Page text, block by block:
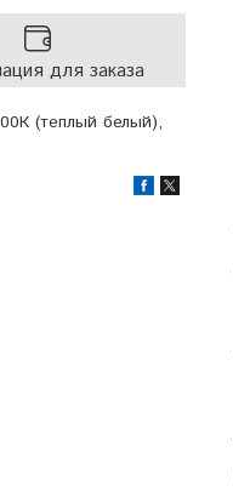
для заказа
(теплый белый),